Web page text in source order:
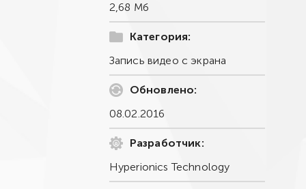
2,68 Мб
Категория:
Запись видео с экрана
Обновлено:
08.02.2016
Разработчик:
Hyperionics Technology